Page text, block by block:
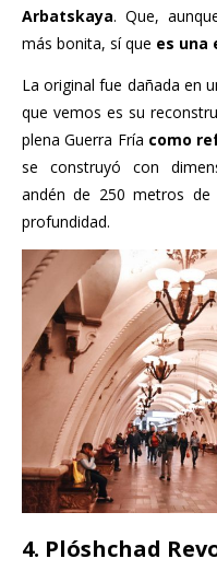
Arbatskaya. Que,
más bonita, sí que es una
La original fue dañada en
que vemos es su
plena Guerra Fría como
se construyó con
andén de 250 metros
profundidad.
4. Plóshchad